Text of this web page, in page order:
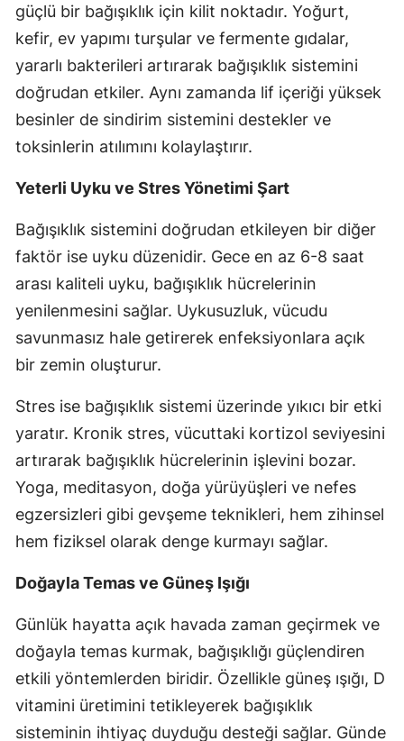
güçlü bir bağışıklık için kilit noktadır. Yoğurt,
kefir, ev yapımı turşular ve fermente gıdalar,
yararlı bakterileri artırarak bağışıklık sistemini
doğrudan etkiler. Aynı zamanda lif içeriği yüksek
besinler de sindirim sistemini destekler ve
toksinlerin atılımını kolaylaştırır.
Yeterli Uyku ve Stres Yönetimi Şart
Bağışıklık sistemini doğrudan etkileyen bir diğer
faktör ise uyku düzenidir. Gece en az 6-8 saat
arası kaliteli uyku, bağışıklık hücrelerinin
yenilenmesini sağlar. Uykusuzluk, vücudu
savunmasız hale getirerek enfeksiyonlara açık
bir zemin oluşturur.
Stres ise bağışıklık sistemi üzerinde yıkıcı bir etki
yaratır. Kronik stres, vücuttaki kortizol seviyesini
artırarak bağışıklık hücrelerinin işlevini bozar.
Yoga, meditasyon, doğa yürüyüşleri ve nefes
egzersizleri gibi gevşeme teknikleri, hem zihinsel
hem fiziksel olarak denge kurmayı sağlar.
Doğayla Temas ve Güneş Işığı
Günlük hayatta açık havada zaman geçirmek ve
doğayla temas kurmak, bağışıklığı güçlendiren
etkili yöntemlerden biridir. Özellikle güneş ışığı, D
vitamini üretimini tetikleyerek bağışıklık
sisteminin ihtiyaç duyduğu desteği sağlar. Günde